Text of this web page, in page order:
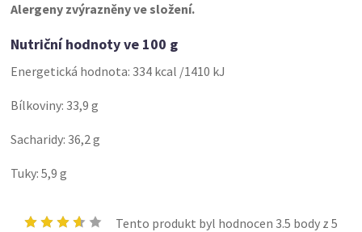
Alergeny zvýrazněny ve složení.
Nutriční hodnoty ve 100 g
Energetická hodnota: 334 kcal /1410 kJ
Bílkoviny: 33,9 g
Sacharidy: 36,2 g
Tuky: 5,9 g
Tento produkt byl hodnocen 3.5 body z 5